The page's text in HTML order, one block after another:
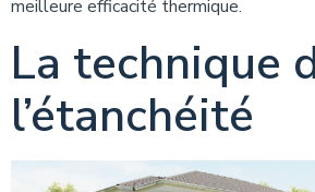
meilleure efficacité thermique.
La technique
l’étanchéité